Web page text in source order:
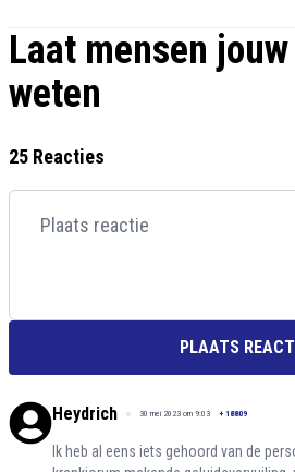
Laat mensen
weten
25 Reacties
PLAATS
Heydrich 30 mei 2023 om 9:03 + 18809
Ik heb al eens iets gehoord van de